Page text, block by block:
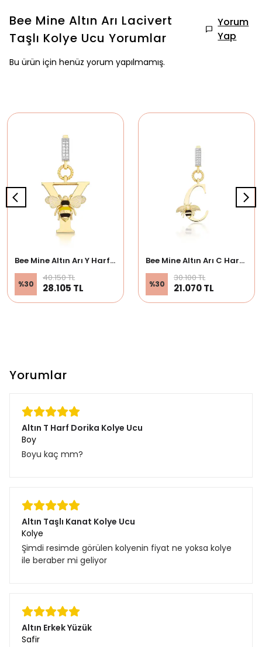
Bee Mine Altın Arı Lacivert
Taşlı Kolye Ucu Yorumlar
Yorum
Yap
Bu ürün için henüz yorum yapılmamış.
Bee Mine Altın Arı Y Harf Kolye Ucu
%30
40.150 TL
28.105 TL
Bee Mine Altın Arı C Harf Kolye Ucu
%30
30.100 TL
21.070 TL
Yorumlar
Altın T Harf Dorika Kolye Ucu
Boy
Boyu kaç mm?
Altın Taşlı Kanat Kolye Ucu
Kolye
Şimdi resimde görülen kolyenin fiyat ne yoksa kolye
ile beraber mi geliyor
Altın Erkek Yüzük
Safir